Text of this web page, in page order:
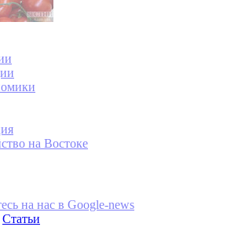
на Востоке
на наc в Google-news
Статьи